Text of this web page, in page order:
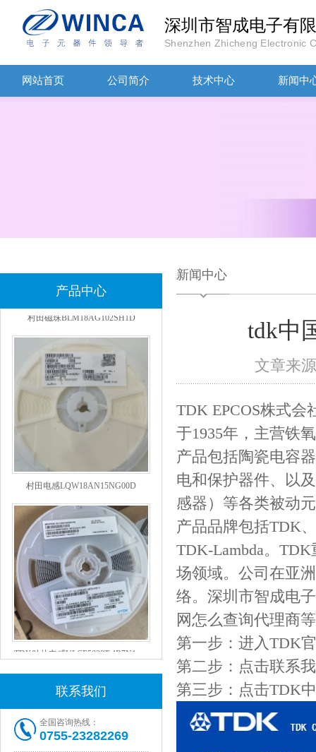
深圳市智成电子有
Shenzhen Zhicheng Electronic
网站首页 公司简介 技术中心 新闻中
产品中心
村田磁珠BLM18AG102SH1D
联系我们
全国咨询热线：
0755-23282269
新闻中心
tdk中
文章来
TDK EPCOS株式
于1935年，主营铁
产品包括陶瓷电容
电和保护器件、以
感器）等各类被动
产品品牌包括TDK
TDK-Lambda。
场领域。公司在亚
络。深圳市智成电
网怎么查询代理商
第一步：进入TDK
第二步：点击联系
第三步：点击TDK